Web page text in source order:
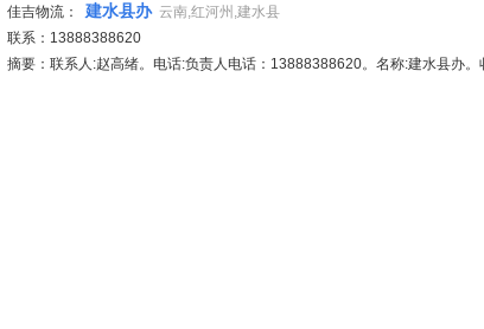
佳吉物流： 建水县办 云南,红河州,建水县
联系：13888388620
摘要：联系人:赵高绪。电话:负责人电话：13888388620。名称:建水县办。